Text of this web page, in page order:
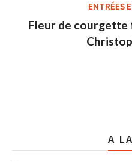
ENTRÉES
Fleur de courgette
A